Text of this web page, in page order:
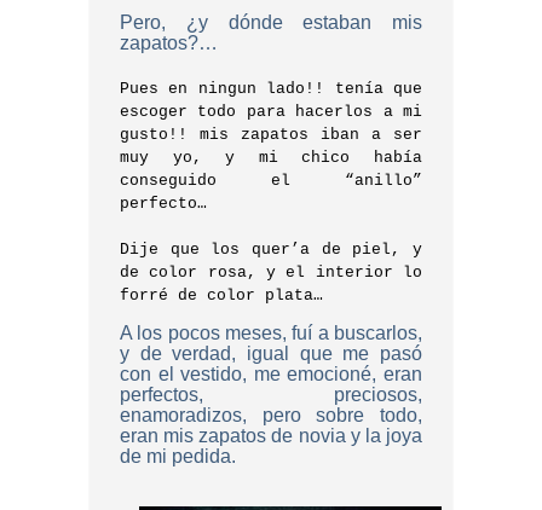
Pero, ¿y dónde estaban mis
zapatos?…
Pues en ningun lado!! tenía que
escoger todo para hacerlos a mi
gusto!! mis
zapatos iban a ser
muy yo, y mi chico había
conseguido el “anillo”
perfecto…
Dije que los quer’a de piel, y
de color rosa, y el interior lo
forré de color plata…
A los pocos meses, fuí a buscarlos,
y de verdad, igual que me pasó
con el vestido, me emocioné, eran
perfectos, preciosos,
enamoradizos, pero sobre todo,
eran mis zapatos de novia y la joya
de mi pedida.